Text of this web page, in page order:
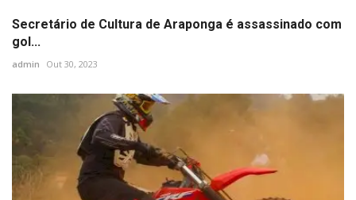
Secretário de Cultura de Araponga é assassinado com
gol...
admin Out 30, 2023